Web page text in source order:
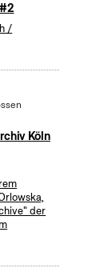
/
Köln
der